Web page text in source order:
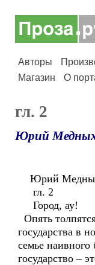
Авторы
Магазин
О
гл. 2
Юрий
Юрий
гл. 2
Город, ау!
Опять
государства в
семье наивного
государство –